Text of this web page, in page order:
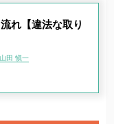
れ【違法な取り
山田 愼一